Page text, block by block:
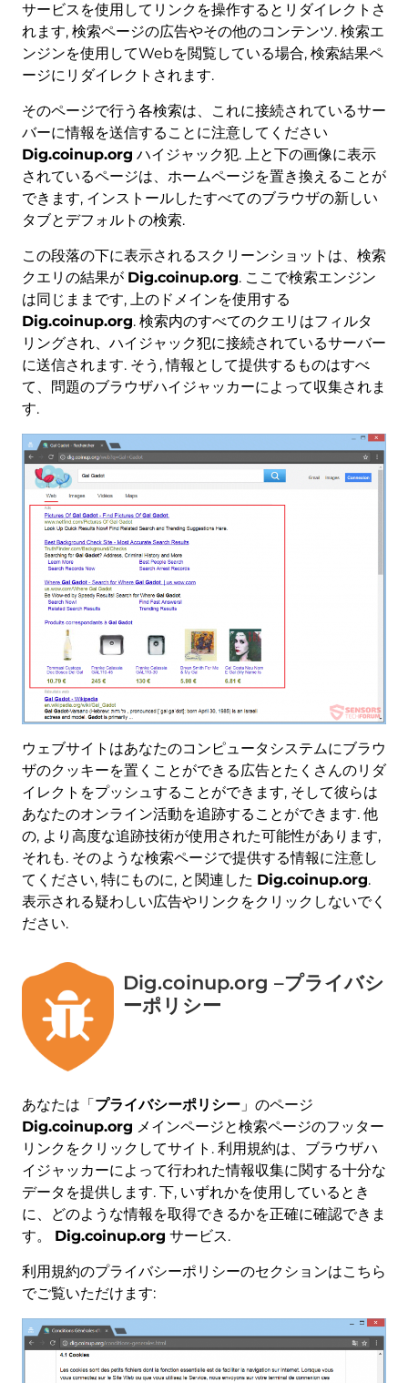
サービスを使用してリンクを操作するとリダイレクトさ
れます, 検索ページの広告やその他のコンテンツ. 検索エ
ンジンを使用してWebを閲覧している場合, 検索結果ペ
ージにリダイレクトされます.
そのページで行う各検索は、これに接続されているサー
バーに情報を送信することに注意してください
Dig.coinup.org ハイジャック犯. 上と下の画像に表示
されているページは、ホームページを置き換えることが
できます, インストールしたすべてのブラウザの新しい
タブとデフォルトの検索.
この段落の下に表示されるスクリーンショットは、検索
クエリの結果が Dig.coinup.org. ここで検索エンジン
は同じままです, 上のドメインを使用する
Dig.coinup.org. 検索内のすべてのクエリはフィルタ
リングされ、ハイジャック犯に接続されているサーバー
に送信されます. そう, 情報として提供するものはすべ
て、問題のブラウザハイジャッカーによって収集されま
す.
ウェブサイトはあなたのコンピュータシステムにブラウ
ザのクッキーを置くことができる広告とたくさんのリダ
イレクトをプッシュすることができます, そして彼らは
あなたのオンライン活動を追跡することができます. 他
の, より高度な追跡技術が使用された可能性があります,
それも. そのような検索ページで提供する情報に注意し
てください, 特にものに, と関連した Dig.coinup.org.
表示される疑わしい広告やリンクをクリックしないでく
ださい.
Dig.coinup.org –プライバシ
ーポリシー
あなたは「プライバシーポリシー」のページ
Dig.coinup.org メインページと検索ページのフッター
リンクをクリックしてサイト. 利用規約は、ブラウザハ
イジャッカーによって行われた情報収集に関する十分な
データを提供します. 下, いずれかを使用しているとき
に、どのような情報を取得できるかを正確に確認できま
す。 Dig.coinup.org サービス.
利用規約のプライバシーポリシーのセクションはこちら
でご覧いただけます: